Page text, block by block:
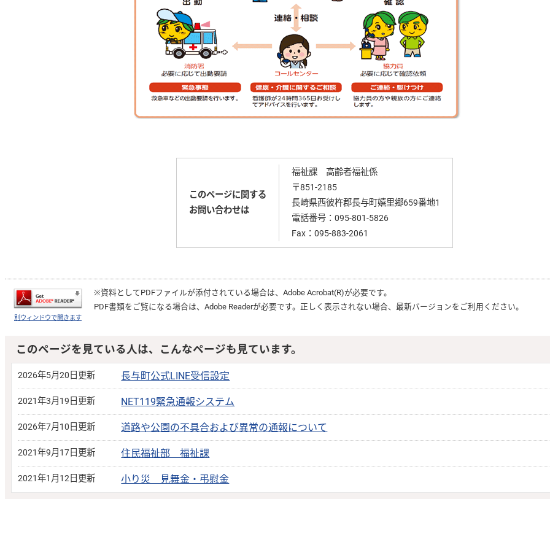
このページに関する
お問い合わせは
福祉課 高齢者福祉係
〒851-2185
長崎県西彼杵郡長与町嬉里郷659番地1
電話番号： 095-801-5826
Fax：095-883-2061
別ウィンドウで開きます
※資料としてPDFファイルが添付されている場合は、 Adobe Acrobat(R)が必要です。
PDF書類をご覧になる場合は、 Adobe Readerが必要です。正しく表示されない場合、最新バージョンをご利用ください。
このページを見ている人は、こんなページも見ています。
2026年5月20日更新 長与町公式LINE受信設定
2021年3月19日更新 NET119緊急通報システム
2026年7月10日更新 道路や公園の不具合および異常の通報について
2021年9月17日更新 住民福祉部 福祉課
2021年1月12日更新 小り災 見舞金・弔慰金